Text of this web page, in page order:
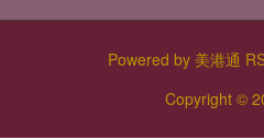
Powered by 美港通
Copyright ©